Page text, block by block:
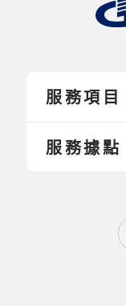
服務項目
服務據點